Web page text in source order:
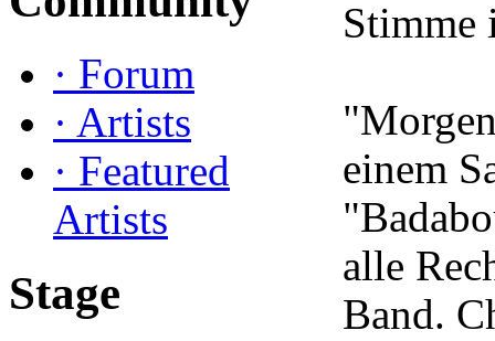
· Forum
· Artists
· Featured
Artists
Stage
einem
alle
Band.